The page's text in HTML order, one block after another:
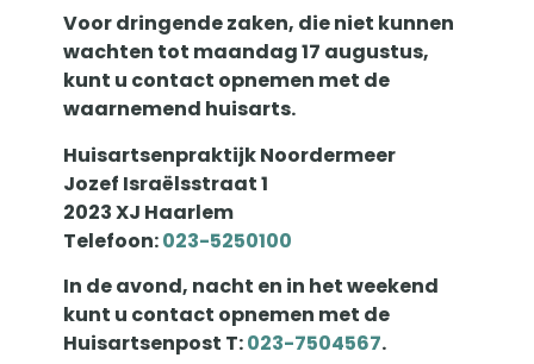
Contact
Huisarts Heinsdijk
Zijlweg 26
2013 DH
023 5321747
Voor dringende zaken, die niet kunnen
wachten tot maandag 17 augustus,
kunt u contact opnemen met de
waarnemend huisarts.
Huisartsenpraktijk Noordermeer
Jozef Israëlsstraat 1
2023 XJ Haarlem
Telefoon:023-5250100
In de avond, nacht en in het weekend
kunt u contact opnemen met de
Huisartsenpost T:023-7504567.